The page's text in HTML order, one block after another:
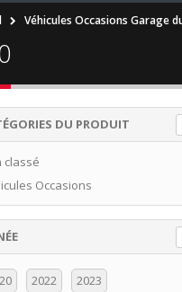
Véhicules Occasions Garage
DU PRODUIT
classé
Occasions
2022 2023